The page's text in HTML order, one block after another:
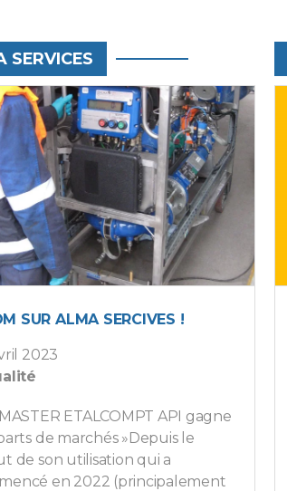
SERVICES
SUR ALMA SERCIVES !
2023
ETALCOMPT API gagne
de marchés »Depuis le
de son utilisation qui a
en 2022 (principalement